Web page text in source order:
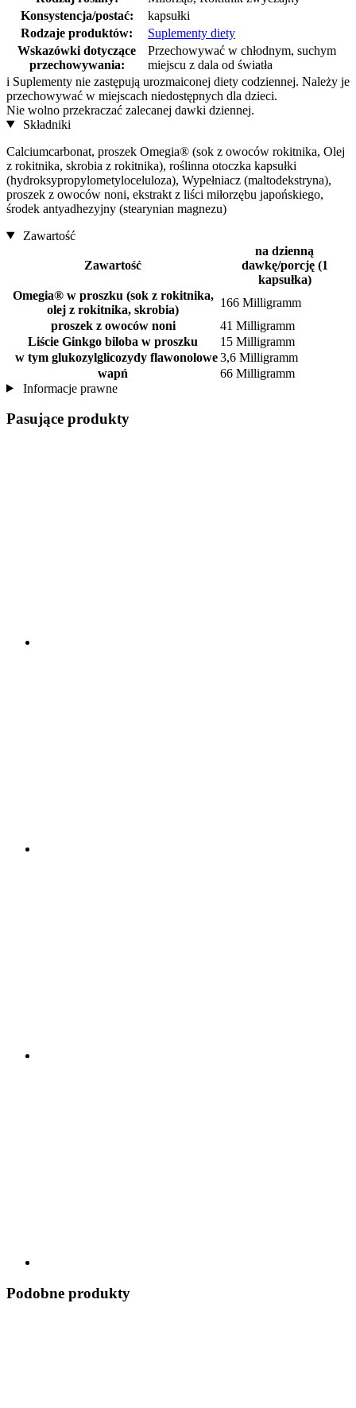
Konsystencja/postać:
kapsułki
Rodzaje produktów:
Suplementy diety
Wskazówki dotyczące
przechowywania:
Przechowywać w chłodnym, suchym
miejscu z dala od światła
i Suplementy nie zastępują urozmaiconej diety codziennej. Należy je
przechowywać w miejscach niedostępnych dla dzieci.
Nie wolno przekraczać zalecanej dawki dziennej.
Składniki
Calciumcarbonat, proszek Omegia® (sok z owoców rokitnika, Olej
z rokitnika, skrobia z rokitnika), roślinna otoczka kapsułki
(hydroksypropylometyloceluloza), Wypełniacz (maltodekstryna),
proszek z owoców noni, ekstrakt z liści miłorzębu japońskiego,
środek antyadhezyjny (stearynian magnezu)
Zawartość
Zawartość
na dzienną
dawkę/porcję (1
kapsułka)
Omegia® w proszku (sok z rokitnika,
olej z rokitnika, skrobia)
166 Milligramm
proszek z owoców noni
41 Milligramm
Liście Ginkgo biloba w proszku
15 Milligramm
w tym glukozylglicozydy flawonolowe 3,6 Milligramm
wapń
66 Milligramm
Informacje prawne
Pasujące produkty
Podobne produkty